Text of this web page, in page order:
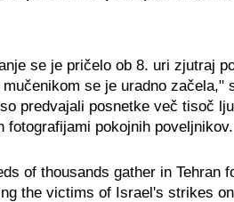
se je pričelo ob 8. uri zjutraj
se je uradno začela,"
predvajali posnetke več tisoč
fotografijami pokojnih poveljnikov.
of thousands gather in Tehran
the victims of Israel's strikes